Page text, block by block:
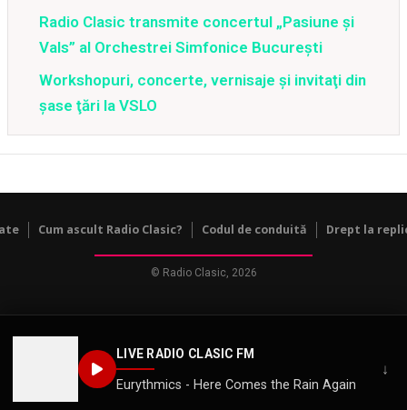
LIVE RADIO CLASIC FM
Eurythmics - Here Comes the Rain Again
↓
Radio Clasic transmite concertul „Pasiune și
Vals” al Orchestrei Simfonice București
Workshopuri, concerte, vernisaje şi invitaţi din
şase ţări la VSLO
Cum ascult Radio Clasic? Codul de conduită Drept la
© Radio Clasic, 2026